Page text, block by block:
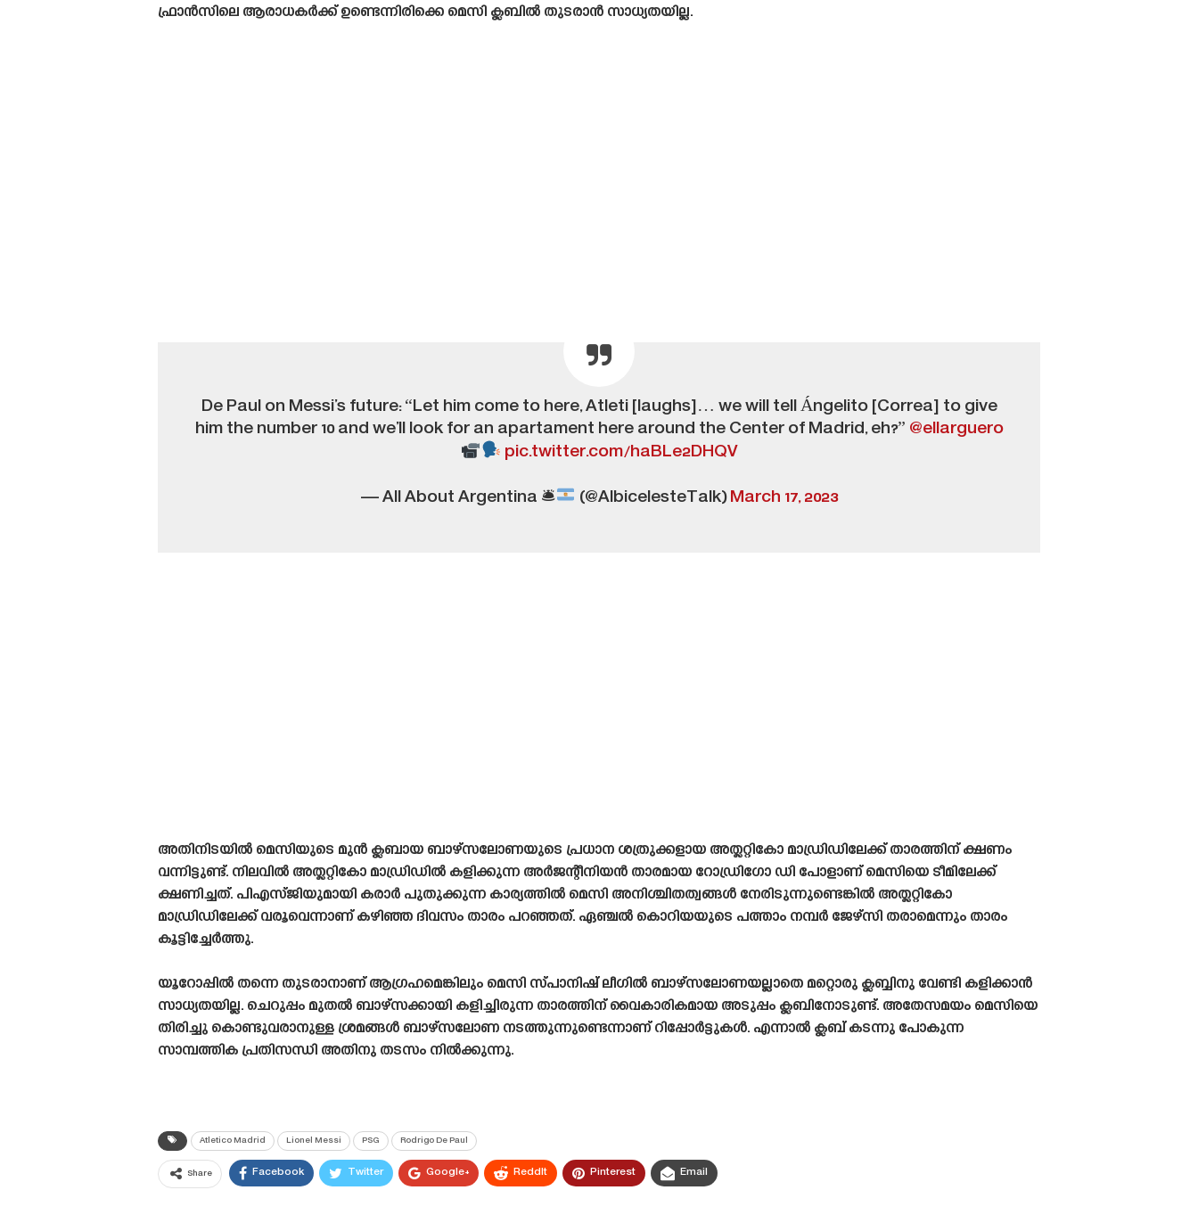
ഫ്രാൻസിലെ ആരാധകർക്ക് ഉണ്ടെന്നിരിക്കെ മെസി ക്ലബിൽ തുടരാൻ സാധ്യതയില്ല.
De Paul on Messi’s future: “Let him come to here, Atleti [laughs]… we will tell Ángelito [Correa] to give
him the number 10 and we’ll look for an apartament here around the Center of Madrid, eh?” @ellarguero
pic.twitter.com/haBLe2DHQV
— All About Argentina 🛎 (@AlbicelesteTalk)March 17, 2023
അതിനിടയിൽ മെസിയുടെ മുൻ ക്ലബായ ബാഴ്‌സലോണയുടെ പ്രധാന ശത്രുക്കളായ അത്ലറ്റികോ മാഡ്രിഡിലേക്ക് താരത്തിന് ക്ഷണം
വന്നിട്ടുണ്ട്. നിലവിൽ അത്ലറ്റികോ മാഡ്രിഡിൽ കളിക്കുന്ന അർജന്റീനിയൻ താരമായ റോഡ്രിഗോ ഡി പോളാണ് മെസിയെ ടീമിലേക്ക്
ക്ഷണിച്ചത്. പിഎസ്‌ജിയുമായി കരാർ പുതുക്കുന്ന കാര്യത്തിൽ മെസി അനിശ്ചിതത്വങ്ങൾ നേരിടുന്നുണ്ടെങ്കിൽ അത്ലറ്റികോ
മാഡ്രിഡിലേക്ക് വരൂവെന്നാണ് കഴിഞ്ഞ ദിവസം താരം പറഞ്ഞത്. ഏഞ്ചൽ കൊറിയയുടെ പത്താം നമ്പർ ജേഴ്‌സി തരാമെന്നും താരം
കൂട്ടിച്ചേർത്തു.
യൂറോപ്പിൽ തന്നെ തുടരാനാണ് ആഗ്രഹമെങ്കിലും മെസി സ്‌പാനിഷ്‌ ലീഗിൽ ബാഴ്‌സലോണയല്ലാതെ മറ്റൊരു ക്ലബ്ബിനു വേണ്ടി കളിക്കാൻ
സാധ്യതയില്ല. ചെറുപ്പം മുതൽ ബാഴ്‌സക്കായി കളിച്ചിരുന്ന താരത്തിന് വൈകാരികമായ അടുപ്പം ക്ലബിനോടുണ്ട്. അതേസമയം മെസിയെ
തിരിച്ചു കൊണ്ടുവരാനുള്ള ശ്രമങ്ങൾ ബാഴ്‌സലോണ നടത്തുന്നുണ്ടെന്നാണ് റിപ്പോർട്ടുകൾ. എന്നാൽ ക്ലബ് കടന്നു പോകുന്ന
സാമ്പത്തിക പ്രതിസന്ധി അതിനു തടസം നിൽക്കുന്നു.
Atletico Madrid Lionel Messi PSG Rodrigo De Paul
Share Facebook Twitter Google+ ReddIt Pinterest Email